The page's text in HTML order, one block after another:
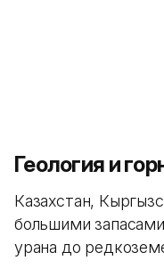
Геология и
Казахстан,
большими
урана до